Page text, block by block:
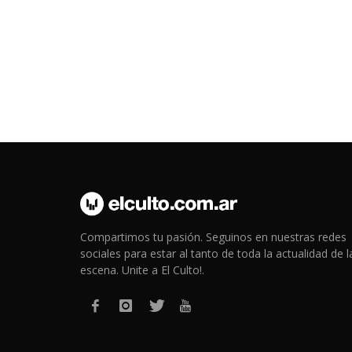
Compartimos tu pasión. Seguinos en nuestras redes
sociales para estar al tanto de toda la actualidad de
escena. Unite a El Culto!.